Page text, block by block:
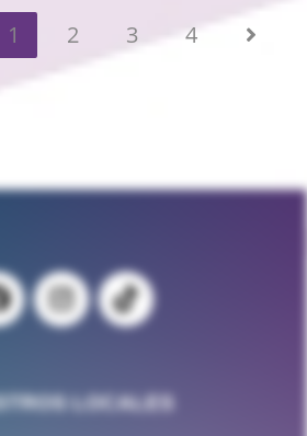
1 2 3 4
LOCALES